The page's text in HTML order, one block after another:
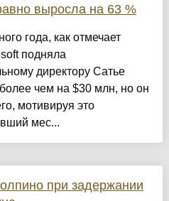
выросла на 63 %
года, как отмечает
подняла
директору Сатье
чем на $30 млн, но он
мотивируя это
мес...
при задержании